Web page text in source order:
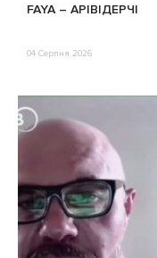
FAYA – АРІВІДЕРЧІ
04 Серпня 2026